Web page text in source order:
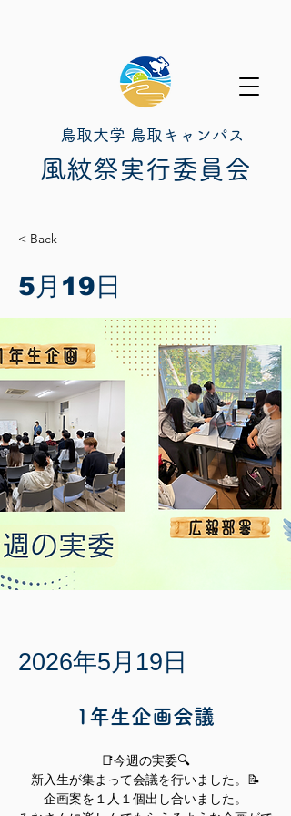
鳥取大学 鳥取キャンパス
​風紋祭実行委員会
< Back
5月19日
2026年5月19日
1年生企画会議
📑今週の実委🔍
新入生が集まって会議を行いました。📝
企画案を１人１個出し合いました。